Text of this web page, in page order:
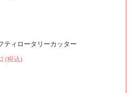
ティロータリーカッター
(税込)